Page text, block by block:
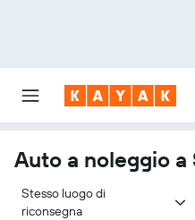
Auto a noleggio a
Stesso luogo di
riconsegna